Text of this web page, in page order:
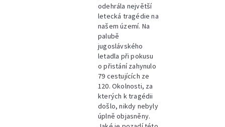
odehrála největší
letecká tragédie na
našem území. Na
palubě
jugoslávského
letadla při pokusu
o přistání zahynulo
79 cestujících ze
120. Okolnosti, za
kterých k tragédii
došlo, nikdy nebyly
úplně objasněny.